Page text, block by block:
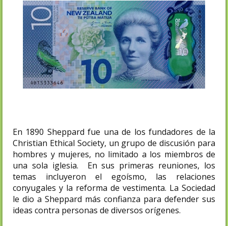
En 1890 Sheppard fue una de los fundadores de la
Christian Ethical Society, un grupo de discusión para
hombres y mujeres, no limitado a los miembros de
una sola iglesia. En sus primeras reuniones, los
temas incluyeron el egoísmo, las relaciones
conyugales y la reforma de vestimenta. La Sociedad
le dio a Sheppard más confianza para defender sus
ideas contra personas de diversos orígenes.